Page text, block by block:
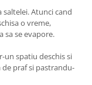
Atunci cand
o vreme,
sa se evapore.
un spatiu deschis si
praf si pastrandu-